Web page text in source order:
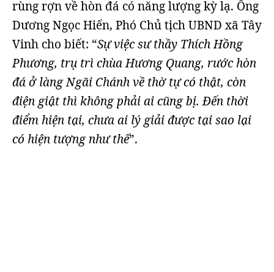
rùng rợn về hòn đá có năng lượng kỳ lạ. Ông
Dương Ngọc Hiến, Phó Chủ tịch UBND xã Tây
Vinh cho biết: “Sự việc sư thầy Thích Hồng
Phương, trụ trì chùa Hương Quang, rước hòn
đá ở làng Ngãi Chánh về thờ tự có thật, còn
điện giật thì không phải ai cũng bị. Đến thời
điểm hiện tại, chưa ai lý giải được tại sao lại
có hiện tượng như thế”.